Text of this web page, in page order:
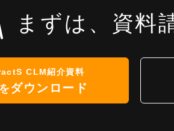
まずは、資料
CLM紹介資料
ダウンロード